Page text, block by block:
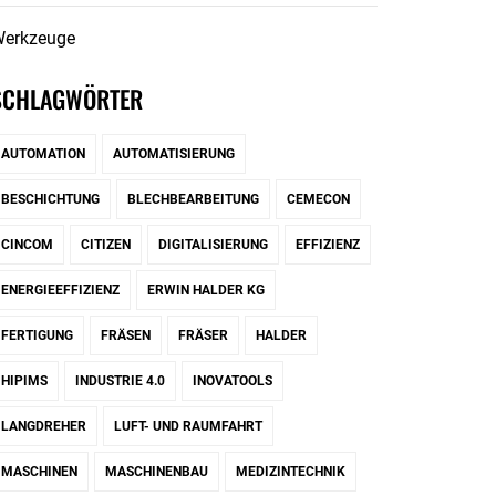
AUTOMATION AUTOMATISIERUNG
BESCHICHTUNG BLECHBEARBEITUNG CEMECON
CINCOM CITIZEN DIGITALISIERUNG EFFIZIENZ
ENERGIEEFFIZIENZ ERWIN HALDER KG
FERTIGUNG FRÄSEN FRÄSER HALDER
HIPIMS INDUSTRIE 4.0 INOVATOOLS
LANGDREHER LUFT- UND RAUMFAHRT
MASCHINEN MASCHINENBAU MEDIZINTECHNIK